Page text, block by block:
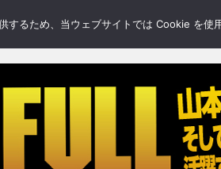
NEWS REVIEWS GALLERY BLOGS
するため、当ウェブサイトでは Cookie を